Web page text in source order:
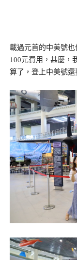
載過元首的中美號也
100元費用，甚麼，
算了，登上中美號還